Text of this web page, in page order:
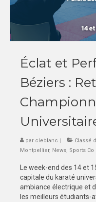
TOULOUSE
PALMARÈS
TOULOUSE
Éclat et
Béziers :
par cleblanc Classé
Montpellier, News, Sports Co
Le week-end des 14 et
capitale du karaté
ambiance électrique et
les meilleurs étudiants-